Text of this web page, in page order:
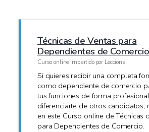
Técnicas de Ventas para
Dependientes de Comercio
Curso online impartido por Lecciona
Si quieres recibir una completa
como dependiente de comercio
tus funciones de forma
diferenciarte de otros candidatos,
en este Curso online de Técnicas
para Dependientes de Comercio.